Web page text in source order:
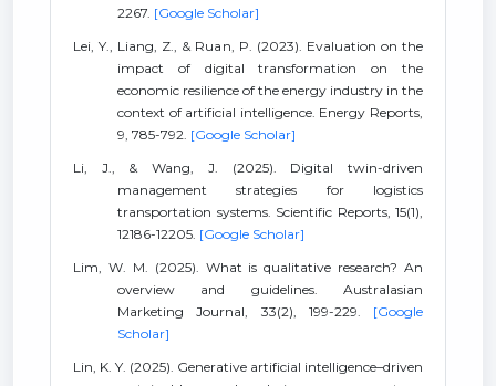
2267. [Google Scholar]
Lei, Y., Liang, Z., & Ruan, P. (2023). Evaluation on the
impact of digital transformation on the
economic resilience of the energy industry in the
context of artificial intelligence. Energy Reports,
9, 785-792. [Google Scholar]
Li, J., & Wang, J. (2025). Digital twin-driven
management strategies for logistics
transportation systems. Scientific Reports, 15(1),
12186-12205. [Google Scholar]
Lim, W. M. (2025). What is qualitative research? An
overview and guidelines. Australasian
Marketing Journal, 33(2), 199-229. [Google
Scholar]
Lin, K. Y. (2025). Generative artificial intelligence–driven